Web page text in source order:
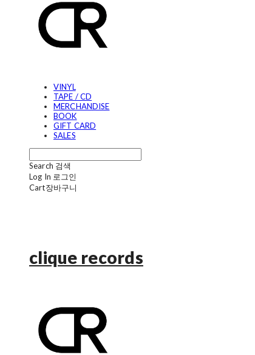
VINYL
TAPE / CD
MERCHANDISE
BOOK
GIFT CARD
SALES
Search 검색
Log In 로그인
Cart장바구니
clique records